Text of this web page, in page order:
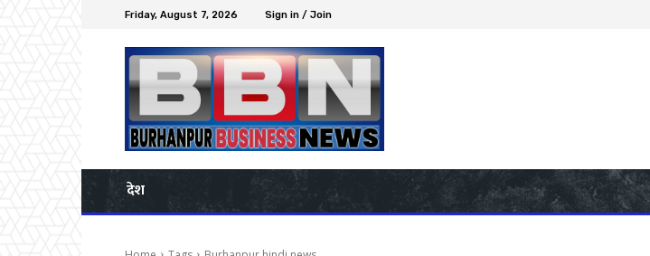
Friday, August 7, 2026 Sign in / Join
देश